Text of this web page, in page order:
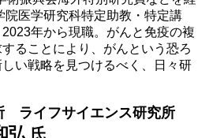
院医学研究科特定助教・特定講
2023年から現職。がんと免疫の複
ることにより、がんという恐ろ
い戦略を見つけるべく、日々研
ライフサイエンス研究所
弘 氏